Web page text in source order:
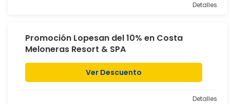
Detalles
Promoción Lopesan del 10% en Costa
Meloneras Resort & SPA
Ver Descuento
Detalles